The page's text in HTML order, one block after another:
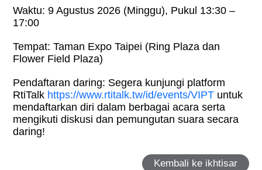
Waktu: 9 Agustus 2026 (Minggu), Pukul 13:30 –
17:00
Tempat: Taman Expo Taipei (Ring Plaza dan
Flower Field Plaza)
Pendaftaran daring: Segera kunjungi platform
RtiTalk https://www.rtitalk.tw/id/events/VIPT untuk
mendaftarkan diri dalam berbagai acara serta
mengikuti diskusi dan pemungutan suara secara
daring!
Kembali ke ikhtisar